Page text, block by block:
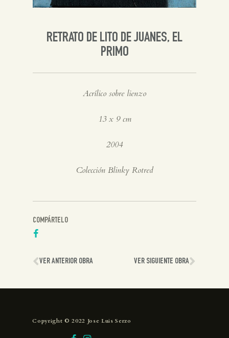
RETRATO DE LITO DE JUANES, EL
PRIMO
Acrílico sobre lienzo
13 x 9 cm
2004
Colección Blinky Rotred
COMPÁRTELO
VER ANTERIOR OBRA VER SIGUIENTE OBRA
Copyright © 2022 Jose Luis Serzo